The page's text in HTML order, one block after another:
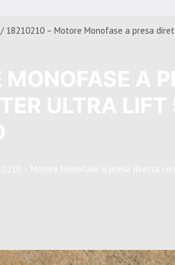
/ 18210210 – Motore Monofase a presa